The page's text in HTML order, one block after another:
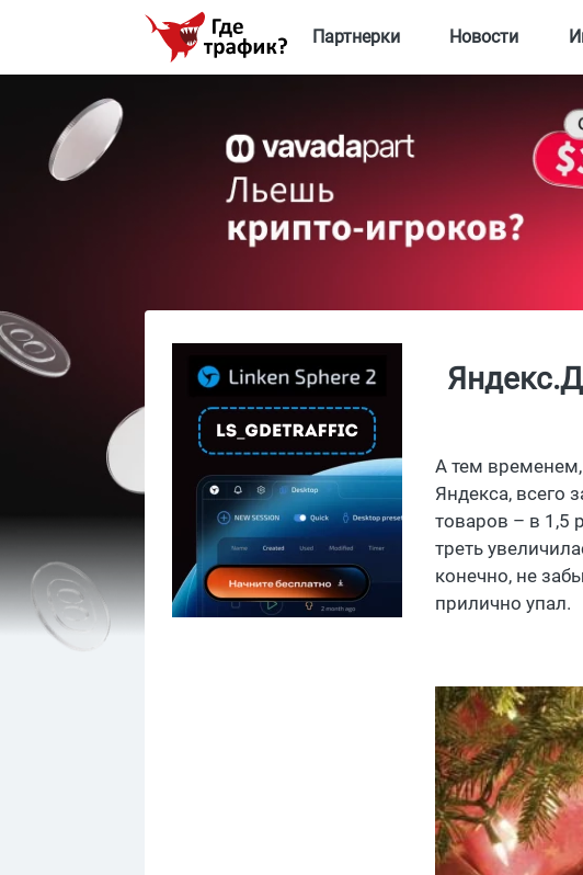
Партнерки Новости
А тем временем,
Яндекса, всего
товаров – в 1,5
треть
конечно, не
прилично упал.